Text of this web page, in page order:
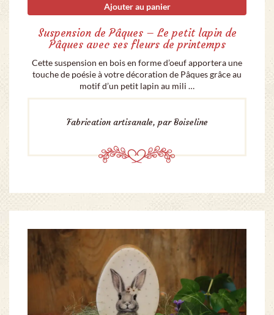
Ajouter au panier
Suspension de Pâques – Le petit lapin de
Pâques avec ses fleurs de printemps
Cette suspension en bois en forme d’oeuf apportera une
touche de poésie à votre décoration de Pâques grâce au
motif d’un petit lapin au mili …
Fabrication artisanale, par Boiseline